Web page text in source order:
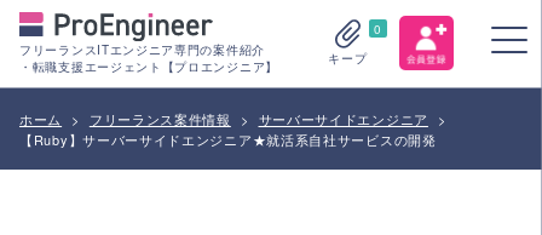
フリーランスITエンジニア専門の案件紹介
・転職支援エージェント【プロエンジニア】
0
キープ
ホーム > フリーランス案件情報 > サーバーサイドエンジニア
>
【Ruby】サーバーサイドエンジニア★就活系自社サービスの開発